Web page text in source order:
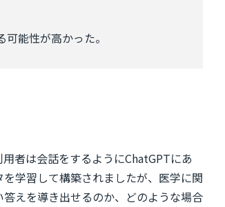
能性が高かった。
者は会話をするようにChatGPTにあ
学習して構築されましたが、医学に関
えを導き出せるのか、どのような場合